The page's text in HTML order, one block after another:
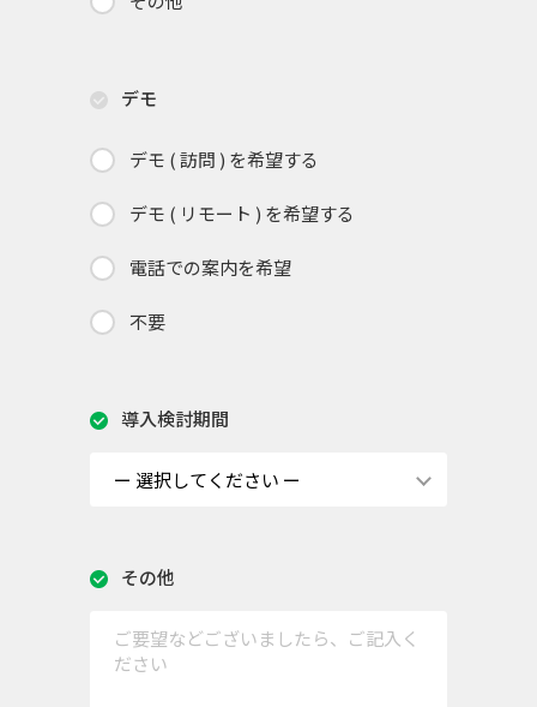
デモ
デモ ( 訪問 ) を希望する
デモ ( リモート ) を希望する
電話での案内を希望
不要
導入検討期間
その他